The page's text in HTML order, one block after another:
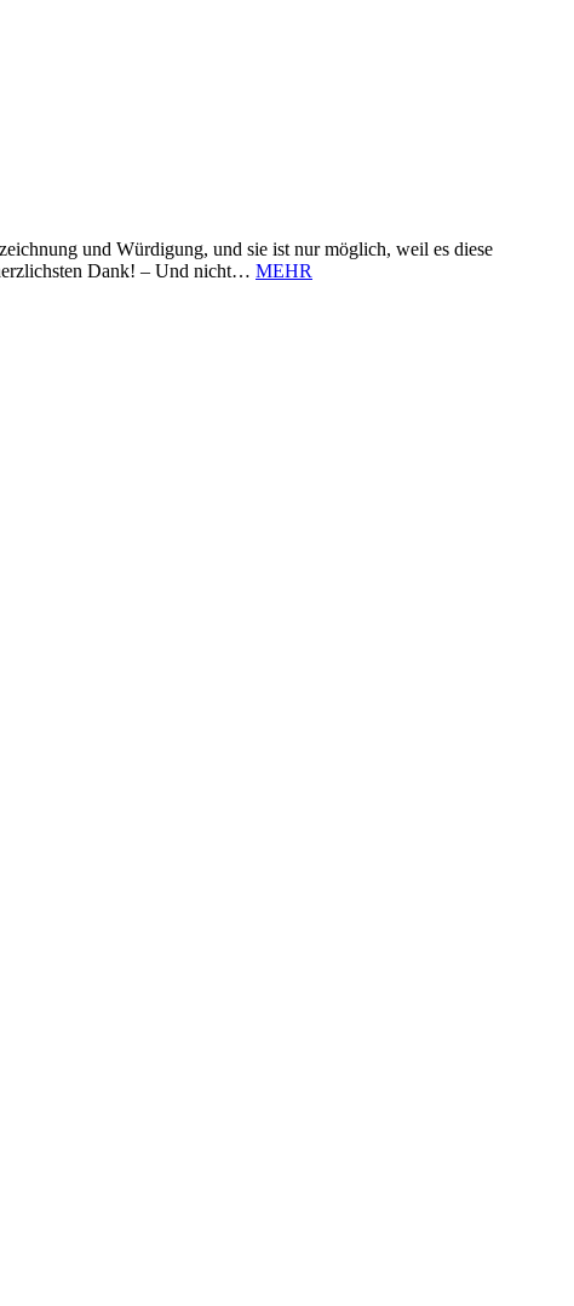
und Würdigung, und sie ist nur möglich, weil es diese
Dank! – Und nicht… MEHR